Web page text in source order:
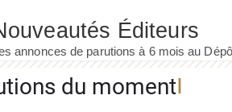
du moment